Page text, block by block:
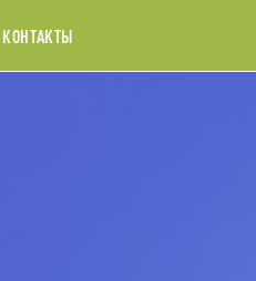
КОНТАКТЫ